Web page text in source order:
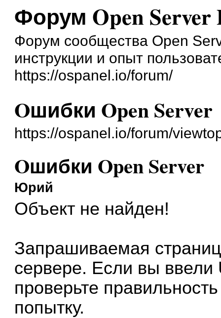
Форум Open Server
Форум сообщества Open
инструкции и опыт
https://ospanel.io/forum/
Oшибки Open Server
https://ospanel.io/forum/
Oшибки Open Server
Юрий
Объект не найден!
Запрашиваемая
сервере. Если вы ввели
проверьте
попытку.